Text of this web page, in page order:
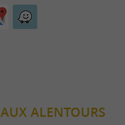
AUX ALENTOURS